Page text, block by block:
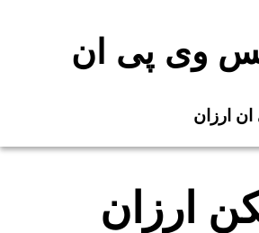
وی پی ان
ارزان
ارزان